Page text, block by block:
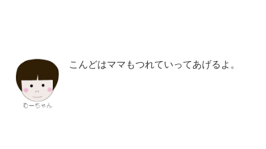
こんどはママもつれていってあげるよ。